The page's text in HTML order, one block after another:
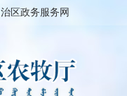
区政务服务网